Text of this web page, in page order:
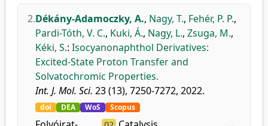
2.Dékány-Adamoczky, A., Nagy, T., Fehér, P. P.,
Pardi-Tóth, V. C., Kuki, Á., Nagy, L., Zsuga, M.,
Kéki, S.: Isocyanonaphthol Derivatives:
Excited-State Proton Transfer and
Solvatochromic Properties.
Int. J. Mol. Sci. 23 (13), 7250-7272, 2022.
doi DEA WoS Scopus